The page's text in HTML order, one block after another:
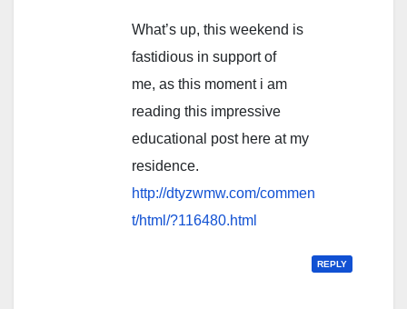
What’s up, this weekend is
fastidious in support of
me, as this moment i am
reading this impressive
educational post here at my
residence.
http://dtyzwmw.com/commen
t/html/?116480.html
REPLY